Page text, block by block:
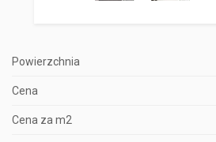
Powierzchnia
Cena
Cena za m2